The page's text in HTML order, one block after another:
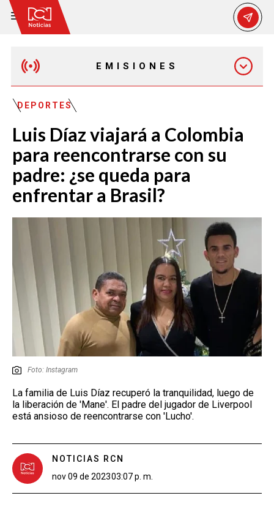
EMISIONES
EMISIÓN 7:00 PM
DEPORTES
Luis Díaz viajará a Colombia
para reencontrarse con su
padre: ¿se queda para
enfrentar a Brasil?
Foto: Instagram
La familia de Luis Díaz recuperó la tranquilidad, luego de
la liberación de 'Mane'. El padre del jugador de Liverpool
está ansioso de reencontrarse con 'Lucho'.
NOTICIAS RCN
nov 09 de 202303:07 p. m.